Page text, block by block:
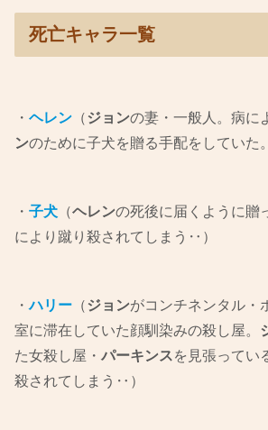
死亡キャラ一覧
・ ヘレン （ジョンの妻・一般人。病に
ンのために子犬を贈る手配をしていた
・ 子犬 （ヘレンの死後に届くように贈
により蹴り殺されてしまう‥）
・ハリー （ジョンがコンチネンタル・
室に滞在していた顔馴染みの殺し屋。
た女殺し屋・ パーキンスを見張ってい
殺されてしまう‥）